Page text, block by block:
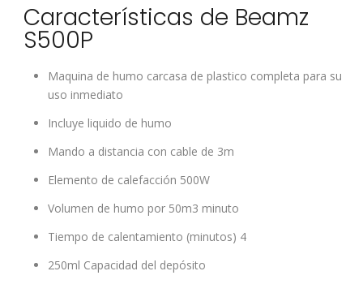
Características de Beamz
S500P
Maquina de humo carcasa de plastico completa para su
uso inmediato
Incluye liquido de humo
Mando a distancia con cable de 3m
Elemento de calefacción 500W
Volumen de humo por 50m3 minuto
Tiempo de calentamiento (minutos) 4
250ml Capacidad del depósito